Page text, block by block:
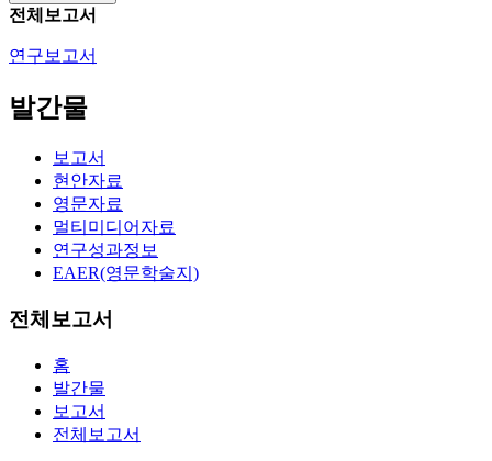
전체보고서
연구보고서
발간물
보고서
현안자료
영문자료
멀티미디어자료
연구성과정보
EAER(영문학술지)
전체보고서
홈
발간물
보고서
전체보고서